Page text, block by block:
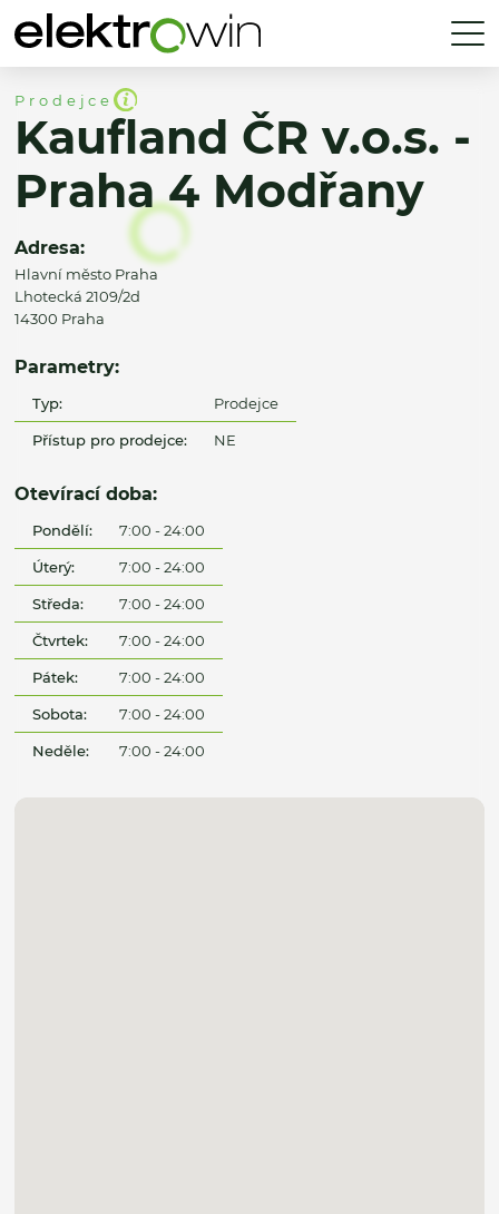
Prodejce
Kaufland ČR v.o.s. -
Praha 4 Modřany
Adresa:
Hlavní město Praha
Lhotecká 2109/2d
14300 Praha
Parametry:
Typ: Prodejce
Přístup pro prodejce: NE
Otevírací doba:
Pondělí: 7:00 - 24:00
Úterý: 7:00 - 24:00
Středa: 7:00 - 24:00
Čtvrtek: 7:00 - 24:00
Pátek: 7:00 - 24:00
Sobota: 7:00 - 24:00
Neděle: 7:00 - 24:00